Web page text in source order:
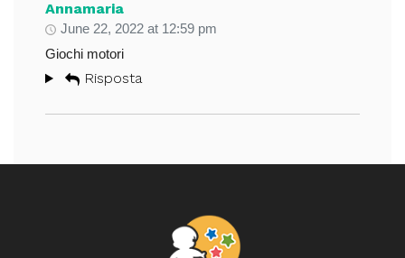
Annamaria
June 22, 2022 at 12:59 pm
Giochi motori
Risposta